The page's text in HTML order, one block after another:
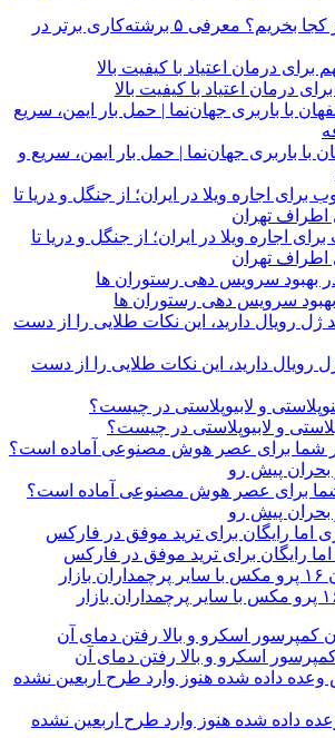
قهوه باکیفیت از کجا بخریم؟ معرفی ۵ برشته‌کاری برتر در
با باربری جهان‌نما | حمل بار ایمن، سریع و
اجاره ویلا در ایران؛ از جنگل و دریا تا
اطراف تهران
سرویس دهی رستوران ها
رویال دارید، این نکات طلایی را از دست
و لابیوپلاستی در چیست؟
شما برای عصر هوش مصنوعی آماده است؟
بحران پیش رو
اسکرو و بالا رفتن دمای آن
وعده داده شده هنوز وارد طرح اربعین نشده